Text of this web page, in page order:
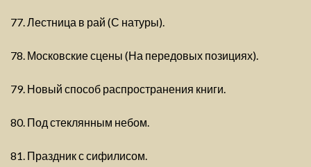
77. Лестница в рай (С натуры).
78. Московские сцены (На передовых позициях).
79. Новый способ распространения книги.
80. Под стеклянным небом.
81. Праздник с сифилисом.